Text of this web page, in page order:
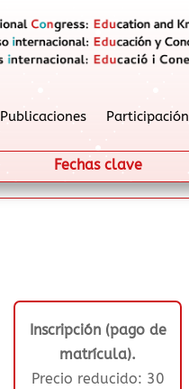
Publicaciones Participación
Fechas clave
Inscripción (pago de
matrícula).
Precio reducido: 30